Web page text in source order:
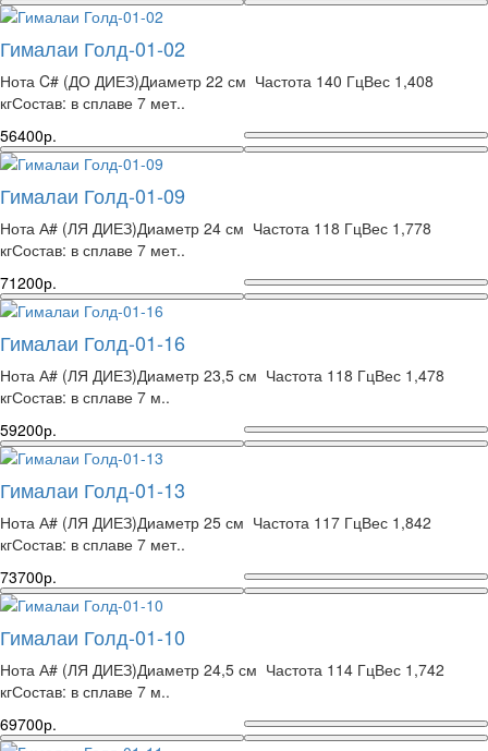
Гималаи Голд-01-02
Нота C# (ДО ДИЕЗ)Диаметр 22 см Частота 140 ГцВес 1,408
кгСостав: в сплаве 7 мет..
56400р.
Гималаи Голд-01-09
Нота А# (ЛЯ ДИЕЗ)Диаметр 24 см Частота 118 ГцВес 1,778
кгСостав: в сплаве 7 мет..
71200р.
Гималаи Голд-01-16
Нота А# (ЛЯ ДИЕЗ)Диаметр 23,5 см Частота 118 ГцВес 1,478
кгСостав: в сплаве 7 м..
59200р.
Гималаи Голд-01-13
Нота А# (ЛЯ ДИЕЗ)Диаметр 25 см Частота 117 ГцВес 1,842
кгСостав: в сплаве 7 мет..
73700р.
Гималаи Голд-01-10
Нота А# (ЛЯ ДИЕЗ)Диаметр 24,5 см Частота 114 ГцВес 1,742
кгСостав: в сплаве 7 м..
69700р.